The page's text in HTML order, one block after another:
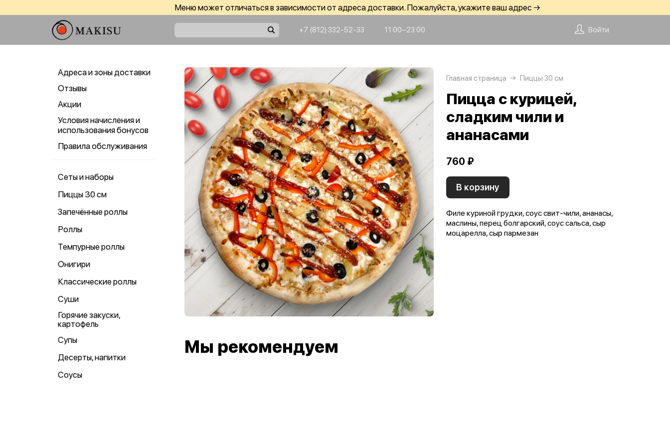
Меню может отличаться в зависимости от адреса доставки. Пожалуйста, укажите ваш адрес →
+7 (812) 332-52-33 11:00−23:00 Войти
Адреса и зоны доставки
Отзывы
Акции
Условия начисления и
использования бонусов
Правила обслуживания
Сеты и наборы
Пиццы 30 см
Запечённые роллы
Роллы
Темпурные роллы
Онигири
Классические роллы
Суши
Горячие закуски,
картофель
Супы
Десерты, напитки
Соусы
Главная страница Пиццы 30 см
Пицца с курицей,
сладким чили и
ананасами
760 ₽
В корзину
Филе куриной грудки, соус свит-чили, ананасы,
маслины, перец болгарский, соус сальса, сыр
моцарелла, сыр пармезан
Мы рекомендуем